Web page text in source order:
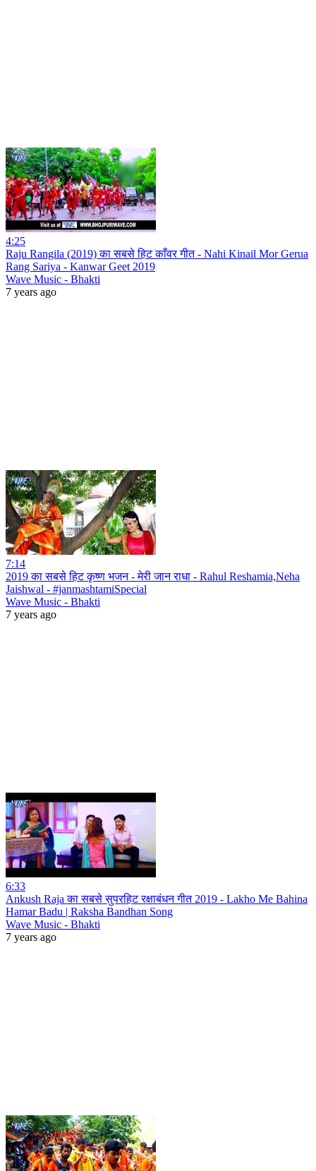
4:25
Raju Rangila (2019) का सबसे हिट काँवर गीत - Nahi Kinail Mor Gerua
Rang Sariya - Kanwar Geet 2019
Wave Music - Bhakti
7 years ago
7:14
2019 का सबसे हिट कृष्ण भजन - मेरी जान राधा - Rahul Reshamia,Neha
Jaishwal - #janmashtamiSpecial
Wave Music - Bhakti
7 years ago
6:33
Ankush Raja का सबसे सुपरहिट रक्षाबंधन गीत 2019 - Lakho Me Bahina
Hamar Badu | Raksha Bandhan Song
Wave Music - Bhakti
7 years ago